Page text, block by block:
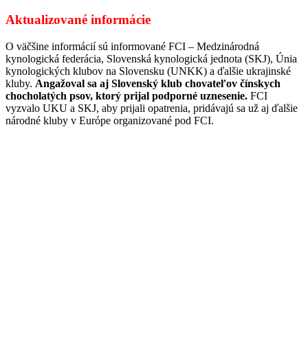
Aktualizované informácie
O väčšine informácií sú informované FCI – Medzinárodná
kynologická federácia, Slovenská kynologická jednota (SKJ), Únia
kynologických klubov na Slovensku (UNKK) a ďalšie ukrajinské
kluby. Angažoval sa aj Slovenský klub chovateľov čínskych
chocholatých psov, ktorý prijal podporné uznesenie. FCI
vyzvalo UKU a SKJ, aby prijali opatrenia, pridávajú sa už aj ďalšie
národné kluby v Európe organizované pod FCI.